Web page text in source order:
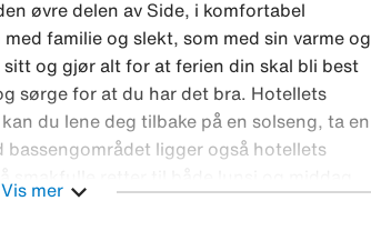
øvre delen av Side, i komfortabel
familie og slekt, som med sin varme og
og gjør alt for at ferien din skal bli best
sørge for at du har det bra. Hotellets
du lene deg tilbake på en solseng, ta en
ligger også hotellets
Vis mer expand_more